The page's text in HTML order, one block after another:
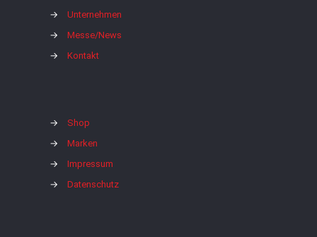
→
Unternehmen
→
Messe/News
→
Kontakt
→
Shop
→
Marken
→
Impressum
→
Datenschutz